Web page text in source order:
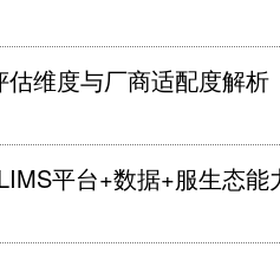
维度与厂商适配度解析
平台+数据+服生态能